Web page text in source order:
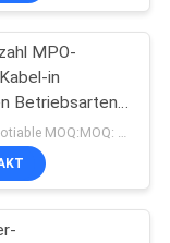
24
MPO-
in
Betriebsarten
100Gbps
Millimeter 144